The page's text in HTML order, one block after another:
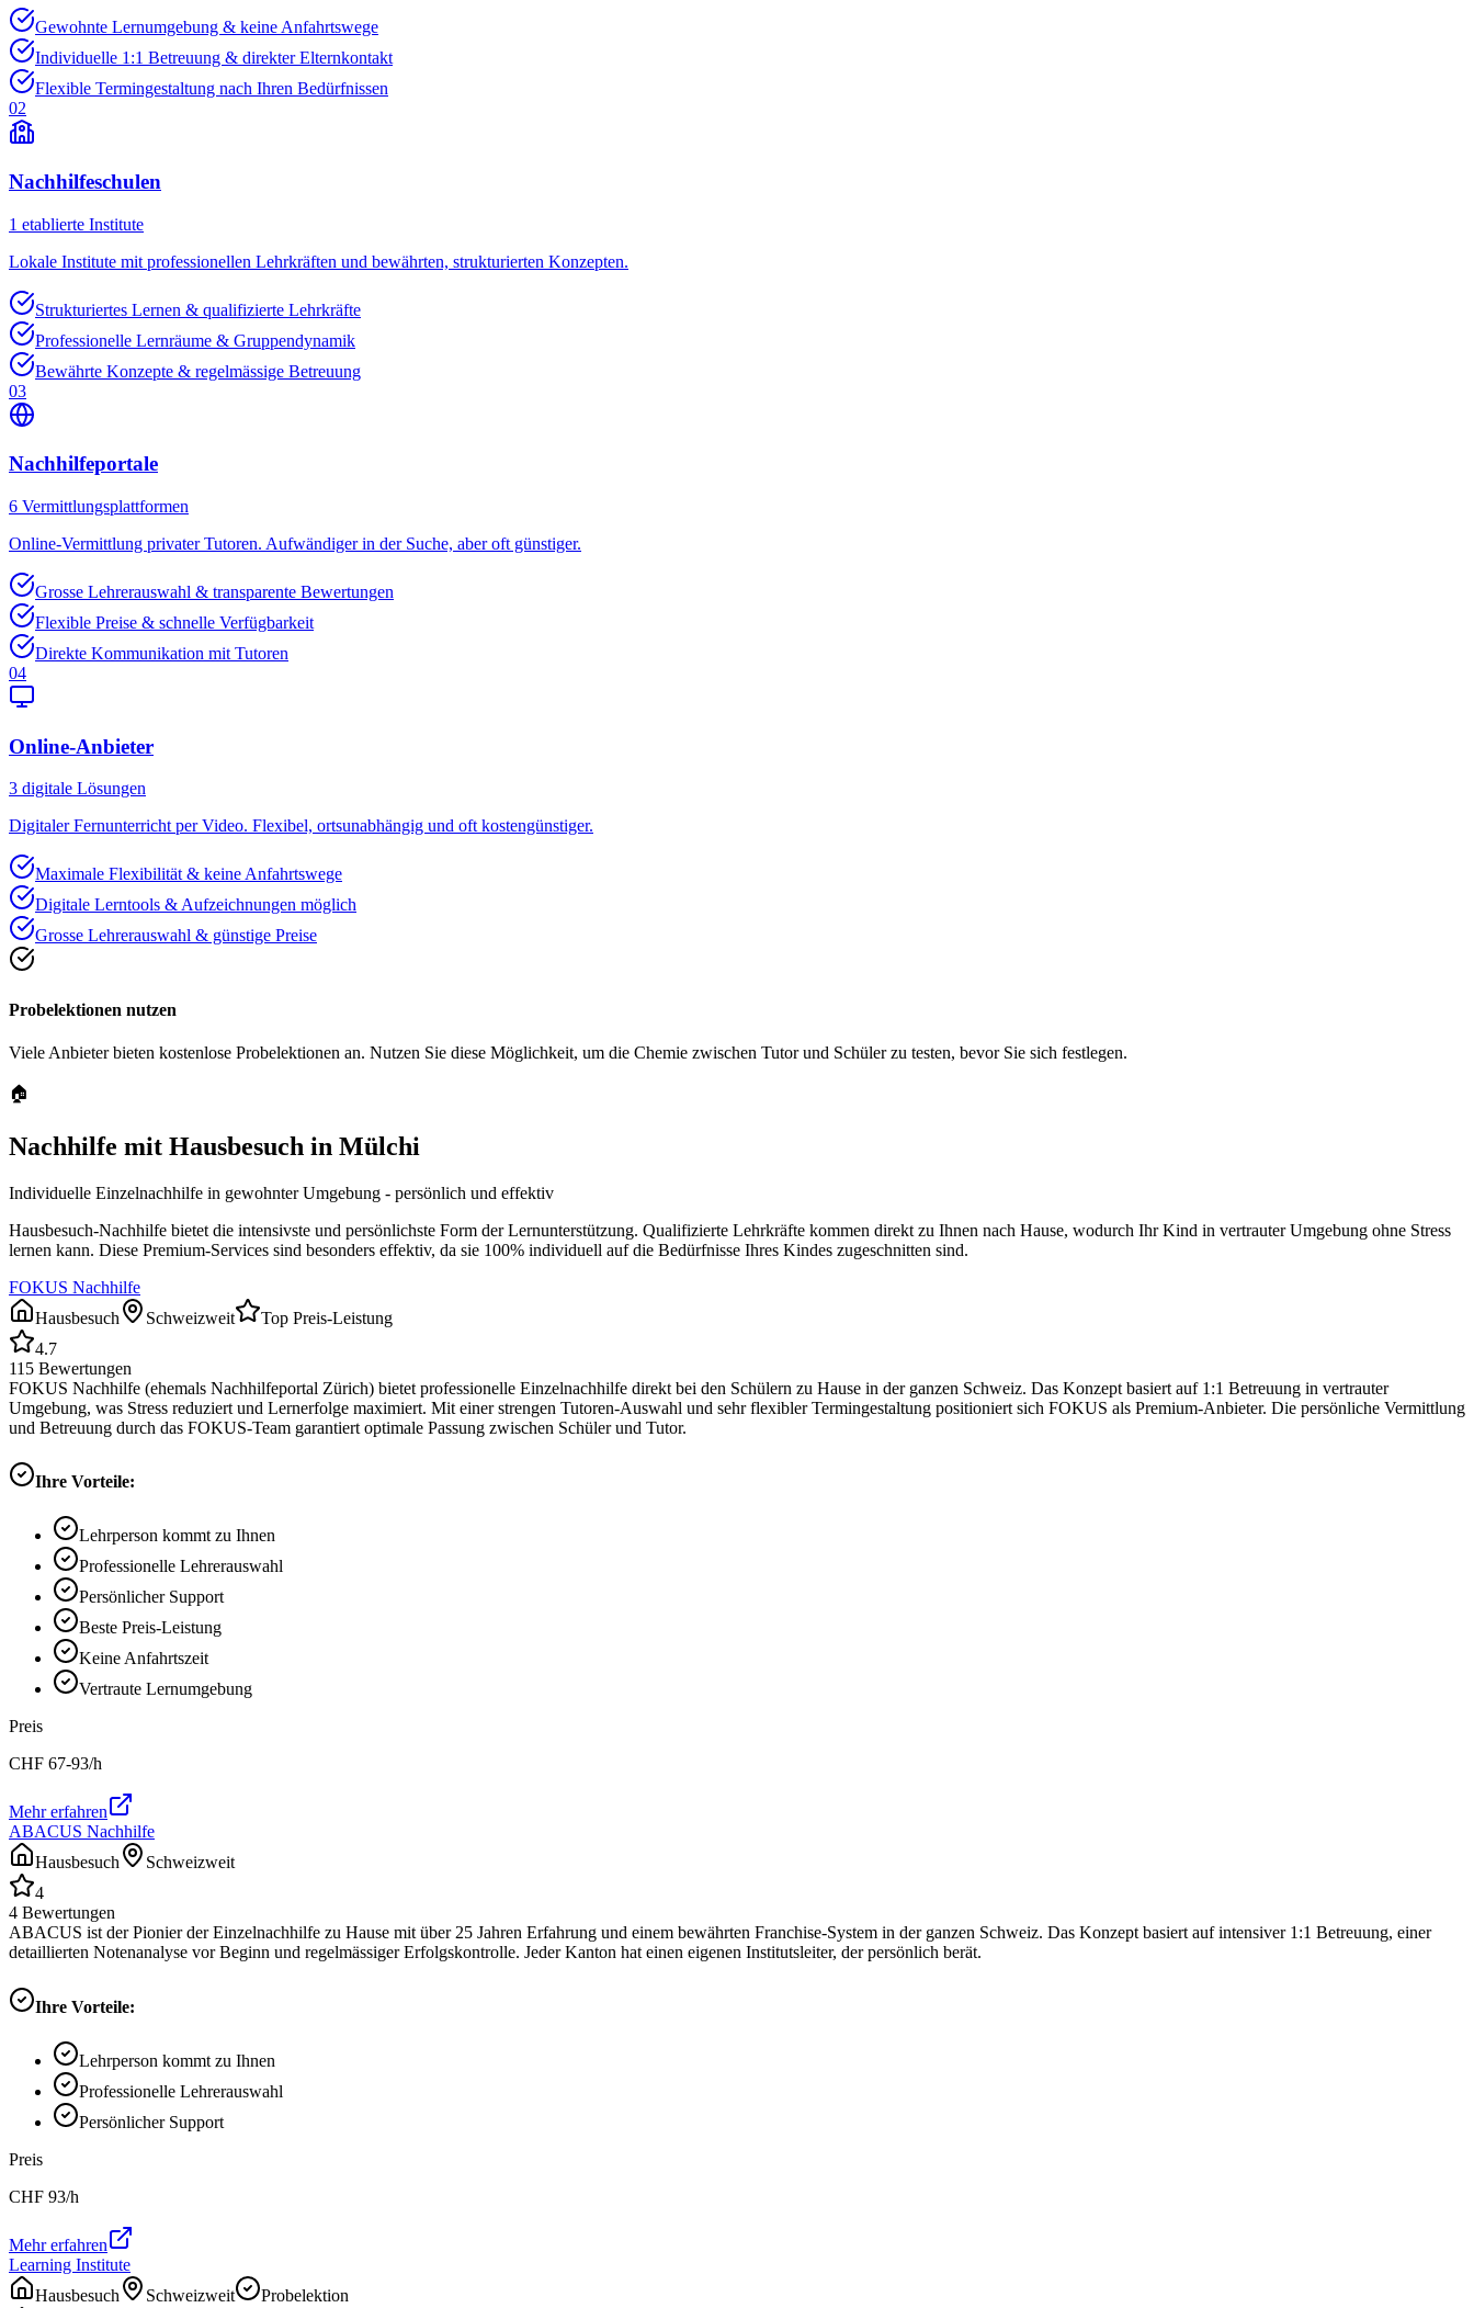
Gewohnte Lernumgebung & keine Anfahrtswege
Individuelle 1:1 Betreuung & direkter Elternkontakt
Flexible Termingestaltung nach Ihren Bedürfnissen
02
Nachhilfeschulen
1 etablierte Institute
Lokale Institute mit professionellen Lehrkräften und bewährten, strukturierten Konzepten.
Strukturiertes Lernen & qualifizierte Lehrkräfte
Professionelle Lernräume & Gruppendynamik
Bewährte Konzepte & regelmässige Betreuung
03
Nachhilfeportale
6 Vermittlungsplattformen
Online-Vermittlung privater Tutoren. Aufwändiger in der Suche, aber oft günstiger.
Grosse Lehrerauswahl & transparente Bewertungen
Flexible Preise & schnelle Verfügbarkeit
Direkte Kommunikation mit Tutoren
04
Online-Anbieter
3 digitale Lösungen
Digitaler Fernunterricht per Video. Flexibel, ortsunabhängig und oft kostengünstiger.
Maximale Flexibilität & keine Anfahrtswege
Digitale Lerntools & Aufzeichnungen möglich
Grosse Lehrerauswahl & günstige Preise
Probelektionen nutzen
Viele Anbieter bieten kostenlose Probelektionen an. Nutzen Sie diese Möglichkeit, um die Chemie zwischen Tutor und Schüler zu testen, bevor Sie sich festlegen.
🏠
Nachhilfe mit Hausbesuch in Mülchi
Individuelle Einzelnachhilfe in gewohnter Umgebung - persönlich und effektiv
Hausbesuch-Nachhilfe bietet die intensivste und persönlichste Form der Lernunterstützung. Qualifizierte Lehrkräfte kommen direkt zu Ihnen nach Hause, wodurch Ihr Kind in vertrauter Umgebung ohne Stress
lernen kann. Diese Premium-Services sind besonders effektiv, da sie 100% individuell auf die Bedürfnisse Ihres Kindes zugeschnitten sind.
FOKUS Nachhilfe
Hausbesuch
Schweizweit
Top Preis-Leistung
4.7
115 Bewertungen
FOKUS Nachhilfe (ehemals Nachhilfeportal Zürich) bietet professionelle Einzelnachhilfe direkt bei den Schülern zu Hause in der ganzen Schweiz. Das Konzept basiert auf 1:1 Betreuung in vertrauter
Umgebung, was Stress reduziert und Lernerfolge maximiert. Mit einer strengen Tutoren-Auswahl und sehr flexibler Termingestaltung positioniert sich FOKUS als Premium-Anbieter. Die persönliche Vermittlung
und Betreuung durch das FOKUS-Team garantiert optimale Passung zwischen Schüler und Tutor.
Ihre Vorteile:
Lehrperson kommt zu Ihnen
Professionelle Lehrerauswahl
Persönlicher Support
Beste Preis-Leistung
Keine Anfahrtszeit
Vertraute Lernumgebung
Preis
CHF 67-93/h
Mehr erfahren
ABACUS Nachhilfe
Hausbesuch
Schweizweit
4
4 Bewertungen
ABACUS ist der Pionier der Einzelnachhilfe zu Hause mit über 25 Jahren Erfahrung und einem bewährten Franchise-System in der ganzen Schweiz. Das Konzept basiert auf intensiver 1:1 Betreuung, einer
detaillierten Notenanalyse vor Beginn und regelmässiger Erfolgskontrolle. Jeder Kanton hat einen eigenen Institutsleiter, der persönlich berät.
Ihre Vorteile:
Lehrperson kommt zu Ihnen
Professionelle Lehrerauswahl
Persönlicher Support
Preis
CHF 93/h
Mehr erfahren
Learning Institute
Hausbesuch
Schweizweit Probelektion